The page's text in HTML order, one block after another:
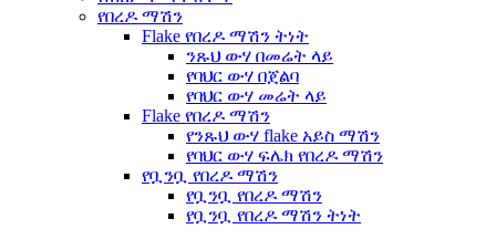
የበረዶ ማሽን
Flake የበረዶ ማሽን ትነት
ንጹህ ውሃ በመሬት ላይ
የባህር ውሃ በጀልባ
የባህር ውሃ መሬት ላይ
Flake የበረዶ ማሽን
የንጹህ ውሃ flake አይስ ማሽን
የባህር ውሃ ፍሌክ የበረዶ ማሽን
የቧንቧ የበረዶ ማሽን
የቧንቧ የበረዶ ማሽን
የቧንቧ የበረዶ ማሽን ትነት